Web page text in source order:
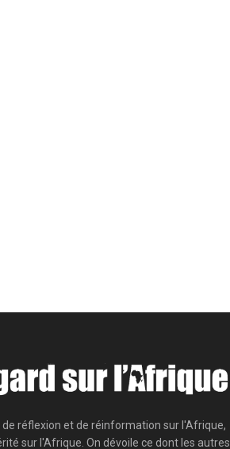
de réflexion et de réinformation sur l'Afrique,
sur l'Afrique. On dévoile ce dont les autres